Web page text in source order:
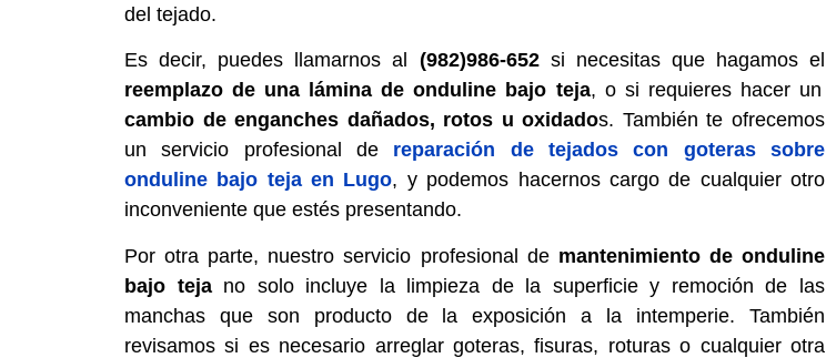
del tejado.
Es decir, puedes llamarnos al (982)986-652si necesitas que hagamos el
reemplazo de una lámina de onduline bajo teja, o si requieres hacer un
cambio de enganches dañados, rotos u oxidados. También te ofrecemos
un servicio profesional de reparación de tejados con goteras sobre
onduline bajo teja en Lugo, y podemos hacernos cargo de cualquier otro
inconveniente que estés presentando.
Por otra parte, nuestro servicio profesional de mantenimiento de onduline
bajo teja no solo incluye la limpieza de la superficie y remoción de las
manchas que son producto de la exposición a la intemperie. También
revisamos si es necesario arreglar goteras, fisuras, roturas o cualquier otra